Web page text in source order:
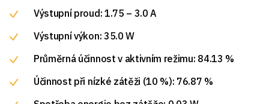
Výstupní proud: 1.75 – 3.0 A
Výstupní výkon: 35.0 W
Průměrná účinnost v aktivním režimu: 84.13 %
Účinnost při nízké zátěži (10 %): 76.87 %